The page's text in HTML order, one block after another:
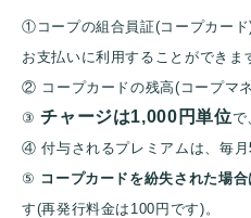
① コープの組合員証(コープカード
お支払いに利用することができま
② コープカードの残高(コープマ
③ チャージは1,000円単位で
④ 付与されるプレミアムは、毎月
⑤ コープカードを紛失された場
す(再発行料金は100円です)。